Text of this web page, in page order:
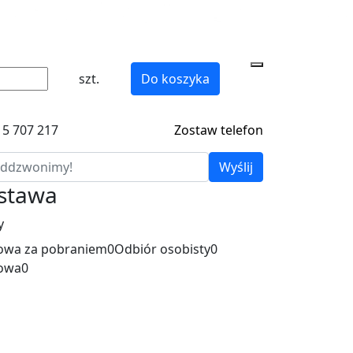
szt. Do koszyka
707 217 Zostaw telefon
Wyślij
za pobraniem0Odbiór osobisty0
0